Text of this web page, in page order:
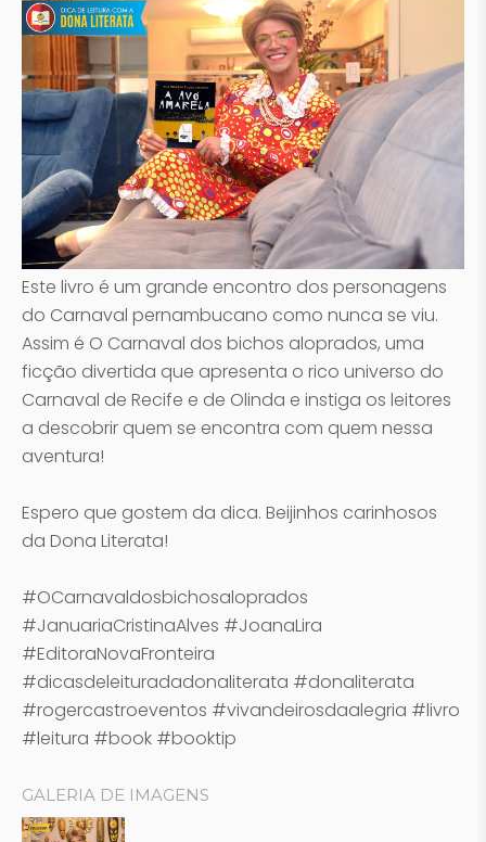
Este livro é um grande encontro dos personagens
do Carnaval pernambucano como nunca se viu.
Assim é O Carnaval dos bichos aloprados, uma
ficção divertida que apresenta o rico universo do
Carnaval de Recife e de Olinda e instiga os leitores
a descobrir quem se encontra com quem nessa
aventura!
Espero que gostem da dica. Beijinhos carinhosos
da Dona Literata!
#OCarnavaldosbichosaloprados
#JanuariaCristinaAlves #JoanaLira
#EditoraNovaFronteira
#dicasdeleituradadonaliterata #donaliterata
#rogercastroeventos #vivandeirosdaalegria #livro
#leitura #book #booktip
GALERIA DE IMAGENS